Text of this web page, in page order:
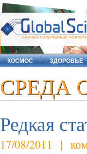
научно-популярные
КОСМОС ЗДОРОВЬЕ
СРЕДА
Редкая
17/08/2011 |